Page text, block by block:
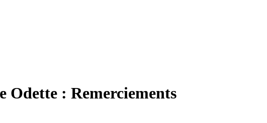
Odette : Remerciements